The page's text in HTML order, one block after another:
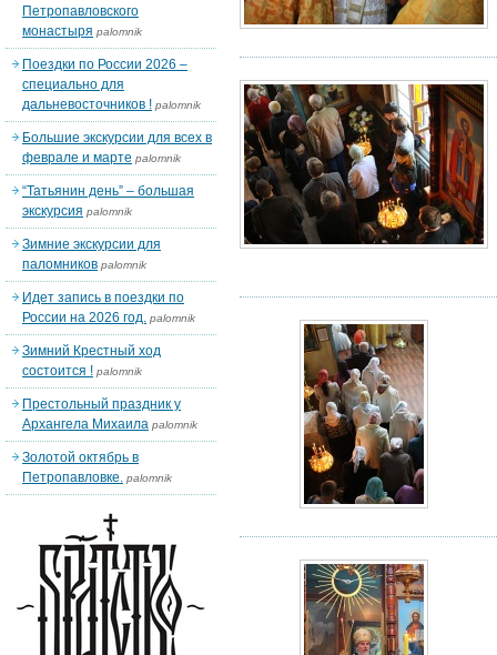
Петропавловского
монастыря palomnik
Поездки по России 2026 –
специально для
дальневосточников ! palomnik
Большие экскурсии для всех в
феврале и марте palomnik
“Татьянин день” – большая
экскурсия palomnik
Зимние экскурсии для
паломников palomnik
Идет запись в поездки по
России на 2026 год. palomnik
Зимний Крестный ход
состоится ! palomnik
Престольный праздник у
Архангела Михаила palomnik
Золотой октябрь в
Петропавловке. palomnik